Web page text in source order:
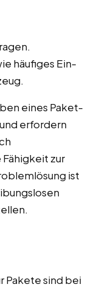
häufiges Ein-
eines Paket-
erfordern
zur
ist
Pakete sind bei